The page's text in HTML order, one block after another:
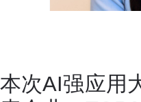
本次AI强应用